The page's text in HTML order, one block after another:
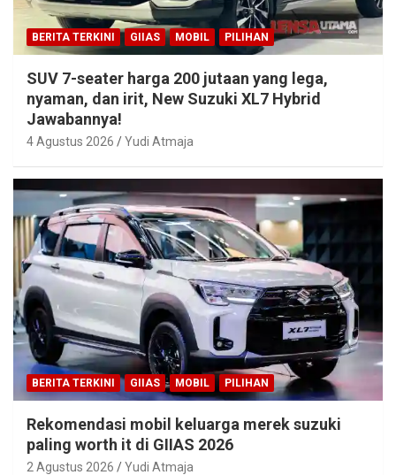
BERITA TERKINI GIIAS MOBIL PILIHAN
SUV 7-seater harga 200 jutaan yang lega,
nyaman, dan irit, New Suzuki XL7 Hybrid
Jawabannya!
4 Agustus 2026 Yudi Atmaja
BERITA TERKINI GIIAS MOBIL PILIHAN
Rekomendasi mobil keluarga merek suzuki
paling worth it di GIIAS 2026
2 Agustus 2026 Yudi Atmaja